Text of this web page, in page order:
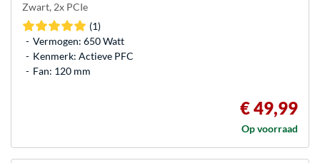
Zwart, 2x PCIe
(1)
Vermogen: 650 Watt
Kenmerk: Actieve PFC
Fan: 120 mm
€ 49,99
Op voorraad